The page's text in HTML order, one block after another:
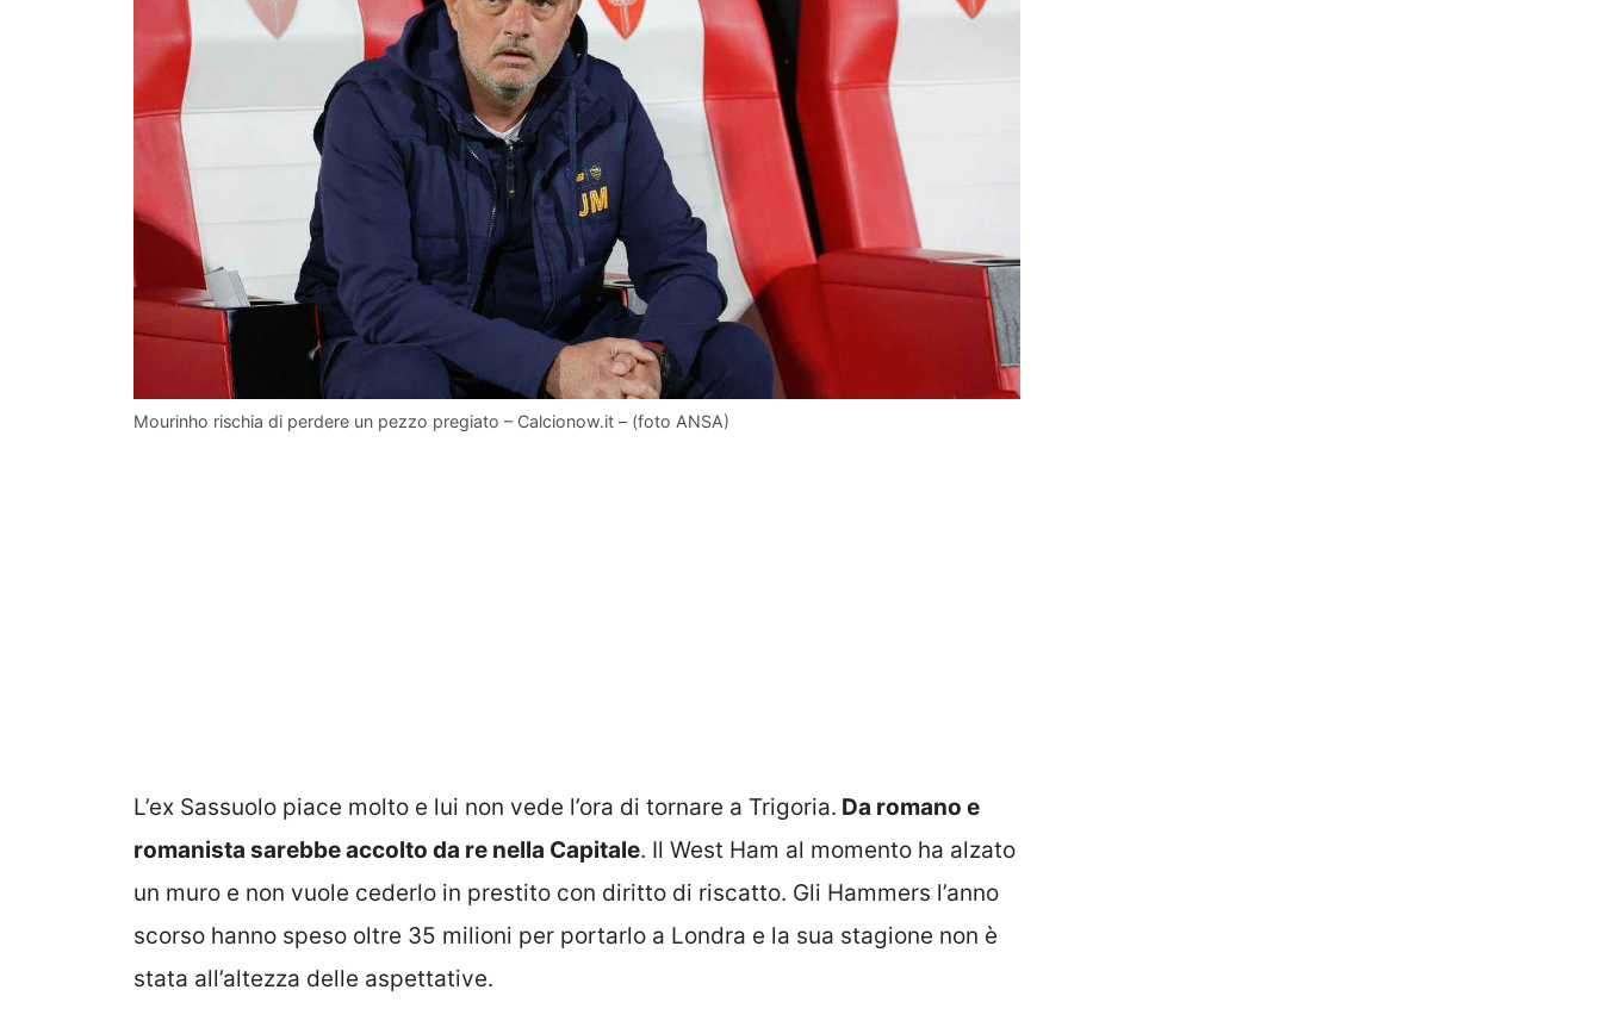
Mourinho rischia di perdere un pezzo pregiato – Calcionow.it – (foto ANSA)
L’ex Sassuolo piace molto e lui non vede l’ora di tornare a Trigoria. Da romano e
romanista sarebbe accolto da re nella Capitale. Il West Ham al momento ha alzato
un muro e non vuole cederlo in prestito con diritto di riscatto. Gli Hammers l’anno
scorso hanno speso oltre 35 milioni per portarlo a Londra e la sua stagione non è
stata all’altezza delle aspettative.